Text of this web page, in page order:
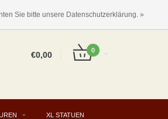
KUNDENKONTO ANLEGEN
€0,00 0
XL STATUEN
Sie bitte unsere Datenschutzerklärung. »